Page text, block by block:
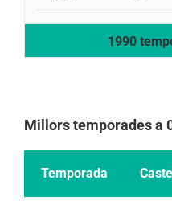
1990
Millors temporades a
Temporada